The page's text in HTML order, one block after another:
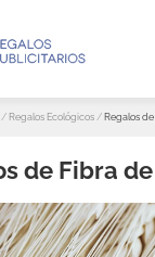
Regalos Ecológicos Regalos
de Fibra